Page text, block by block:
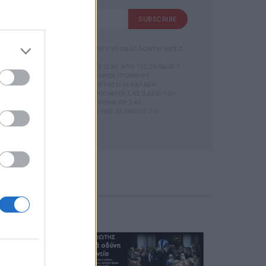
SUBSCRIBE
ΤΩΝ ΔΕΔΟΜΕΝΩΝ ΠΟΥ ΥΠΟΒΑΛΛΟΝΤΑΙ ΜΕΣΩ
ΜΕ ΤΗΝ ΠΑΡΟΎΣΑ ΔΙΕΎΘΥΝΣΗ ΗΛΕΚΤΡΟΝΙΚΟΎ
ΗΛΕΚΤΡΟΝΙΚΉ ΔΙΕΎΘΥΝΣΗ Ή/ΚΑΙ ΔΕΝ ΕΠ
ΝΑ ΑΣΚΉΣΕΤΕ ΤΑ ΔΙΚΑΙΏΜΑΤΆ ΣΑΣ ΒΆΣΕΙ ΤΟΥ ΆΡΘ
ΛΆΘΟΣ, ΠΑΡΑΚΑΛΟΎΜΕ ΔΕΧΘΕΊΤΕ ΤΙΣ ΑΠΟΛ
ΤΟΥ
ΣΕ Π
ΤΑ
ΣΑΣ
ΤΟ ΚΙΝΗ
ΤΟ ΜΉΝΥ